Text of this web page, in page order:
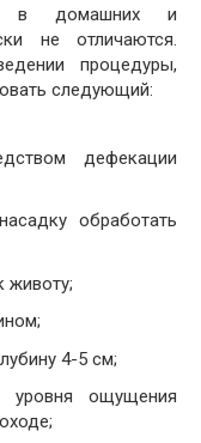
в домашних и
не отличаются.
процедуры,
следующий:
дефекации
обработать
животу;
4-5 см;
уровня ощущения